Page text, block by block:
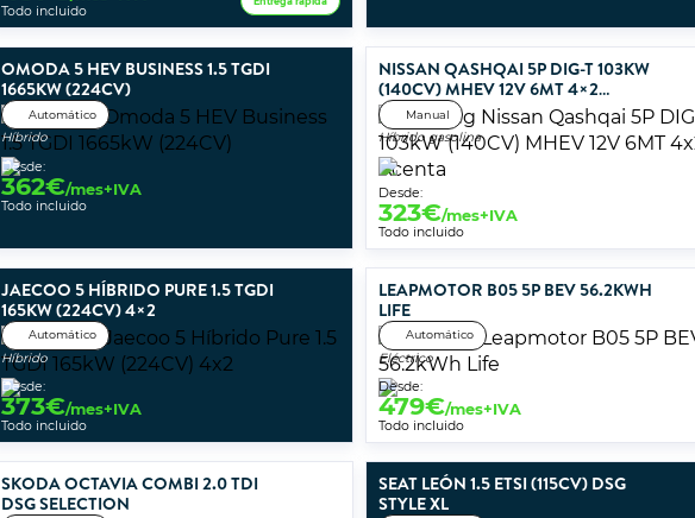
Todo incluido
OMODA 5 HEV BUSINESS 1.5 TGDI
1665KW (224CV)
Automático
Híbrido
Desde:
362€/mes+IVA
Todo incluido
NISSAN QASHQAI 5P DIG-T 103KW
(140CV) MHEV 12V 6MT 4×2
ACENTA
Manual
Híbrido gasolina
Desde:
323€/mes+IVA
Todo incluido
JAECOO 5 HÍBRIDO PURE 1.5 TGDI
165KW (224CV) 4×2
Automático
Híbrido
Desde:
373€/mes+IVA
Todo incluido
LEAPMOTOR B05 5P BEV 56.2KWH
LIFE
Automático
Eléctrico
Desde:
479€/mes+IVA
Todo incluido
SKODA OCTAVIA COMBI 2.0 TDI
DSG SELECTION
SEAT LEÓN 1.5 ETSI (115CV) DSG
STYLE XL